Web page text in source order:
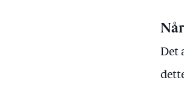
Det